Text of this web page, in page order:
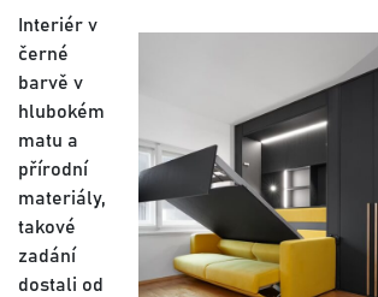
Interiér v
černé
barvě v
hlubokém
matu a
přírodní
materiály,
takové
zadání
dostali od